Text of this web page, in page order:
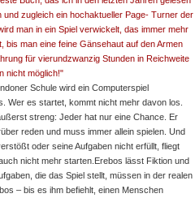
und zugleich ein hochaktueller Page- Turner der
man in ein Spiel verwickelt, das immer mehr
bis man eine feine Gänsehaut auf den Armen
für vierundzwanzig Stunden in Reichweite
nicht möglich!"
Schule wird ein Computerspiel
Wer es startet, kommt nicht mehr davon los.
streng: Jeder hat nur eine Chance. Er
reden und muss immer allein spielen. Und
oder seine Aufgaben nicht erfüllt, fliegt
nicht mehr starten.Erebos lässt Fiktion und
die das Spiel stellt, müssen in der realen
– bis es ihm befiehlt, einen Menschen